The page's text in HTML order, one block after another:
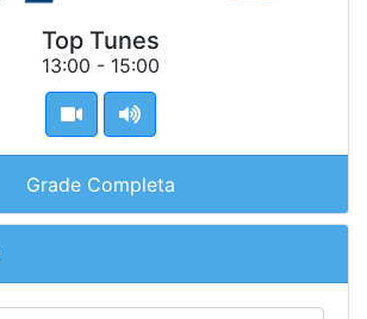
Top Tunes
13:00 - 15:00
Grade Completa